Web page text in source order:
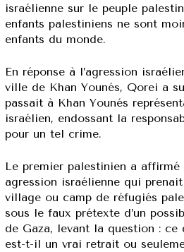
israélienne sur le peuple
enfants palestiniens ne sont
enfants du monde.
En réponse à l’agression
ville de Khan Younés, Qorei a
passait à Khan Younés
israélien, endossant la
pour un tel crime.
Le premier palestinien a affirmé
agression israélienne qui
village ou camp de réfugiés
sous le faux prétexte d’un
de Gaza, levant la question : ce
est-t-il un vrai retrait ou